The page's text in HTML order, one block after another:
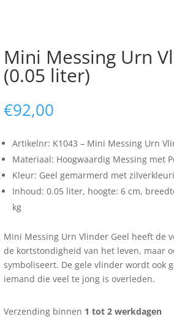
Mini Messing Urn
(0.05 liter)
€92,00
Artikelnr: K1043 – Mini Messing Urn
Materiaal: Hoogwaardig Messing met
Kleur: Geel gemarmerd met
Inhoud: 0.05 liter, hoogte: 6 cm,
kg
Mini Messing Urn Vlinder Geel heeft de
de kortstondigheid van het leven, maar
symboliseert. De gele vlinder wordt ook
iemand die veel te jong is overleden.
Verzending binnen 1 tot 2 werkdagen